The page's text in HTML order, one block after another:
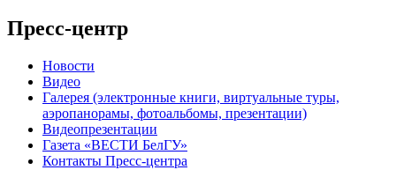
Пресс-центр
Новости
Видео
Галерея (электронные книги, виртуальные туры,
аэропанорамы, фотоальбомы, презентации)
Видеопрезентации
Газета «ВЕСТИ БелГУ»
Контакты Пресс-центра